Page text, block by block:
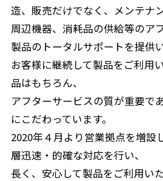
造、販売だけでなく、メンテナ
周辺機器、消耗品の供給等のア
製品のトータルサポートを提供
お客様に継続して製品をご利用
品はもちろん、
アフターサービスの質が重要で
にこだわっています。
2020年４月より営業拠点を増設
層迅速・的確な対応を行い、
長く、安心して製品をご利用いた